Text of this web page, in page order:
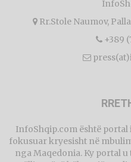
Rr.Stole Naumov,
+389
InfoShqip.com është
fokusuar kryesisht në
nga Maqedonia. Ky portal u